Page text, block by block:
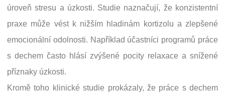
úroveň stresu a úzkosti. Studie naznačují, že konzistentní
praxe může vést k nižším hladinám kortizolu a zlepšené
emocionální odolnosti. Například účastníci programů práce
s dechem často hlásí zvýšené pocity relaxace a snížené
příznaky úzkosti.
Kromě toho klinické studie prokázaly, že práce s dechem